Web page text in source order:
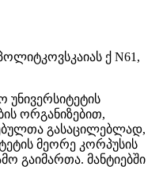
ქ N61,
უნივერსიტეტის
ორგანიზებით,
გასაცილებლად,
მეორე კორპუსის
გაიმართა. მანტიებში